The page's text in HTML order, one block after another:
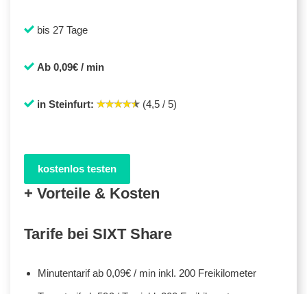
bis 27 Tage
Ab 0,09€ / min
in Steinfurt: (4,5 / 5)
kostenlos testen
+ Vorteile & Kosten
Tarife bei SIXT Share
Minutentarif ab 0,09€ / min inkl. 200 Freikilometer